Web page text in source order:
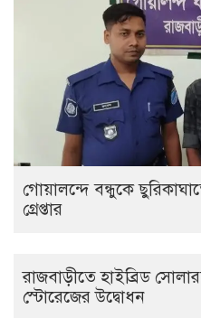
গোয়ালন্দে বন্ধুকে
গ্রেপ্তার
রাজবাড়ীতে হাইব্রিড
স্টোরেজের উদ্বোধন